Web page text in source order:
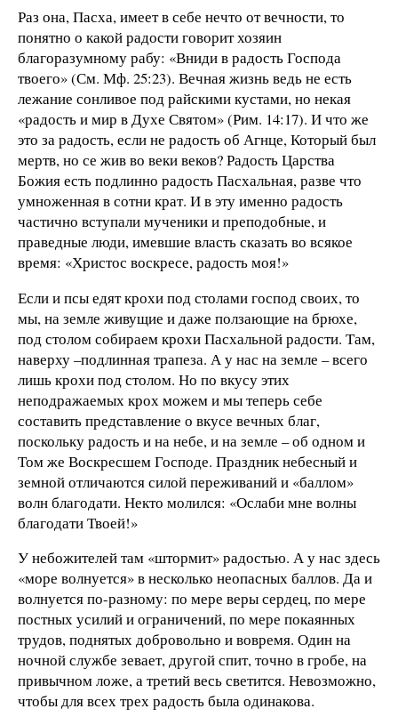
Раз она, Пасха, имеет в себе нечто от вечности, то
понятно о какой радости говорит хозяин
благоразумному рабу: «Вниди в радость Господа
твоего» (См. Мф. 25:23). Вечная жизнь ведь не есть
лежание сонливое под райскими кустами, но некая
«радость и мир в Духе Святом» (Рим. 14:17). И что же
это за радость, если не радость об Агнце, Который был
мертв, но се жив во веки веков? Радость Царства
Божия есть подлинно радость Пасхальная, разве что
умноженная в сотни крат. И в эту именно радость
частично вступали мученики и преподобные, и
праведные люди, имевшие власть сказать во всякое
время: «Христос воскресе, радость моя!»
Если и псы едят крохи под столами господ своих, то
мы, на земле живущие и даже ползающие на брюхе,
под столом собираем крохи Пасхальной радости. Там,
наверху –подлинная трапеза. А у нас на земле – всего
лишь крохи под столом. Но по вкусу этих
неподражаемых крох можем и мы теперь себе
составить представление о вкусе вечных благ,
поскольку радость и на небе, и на земле – об одном и
Том же Воскресшем Господе. Праздник небесный и
земной отличаются силой переживаний и «баллом»
волн благодати. Некто молился: «Ослаби мне волны
благодати Твоей!»
У небожителей там «штормит» радостью. А у нас здесь
«море волнуется» в несколько неопасных баллов. Да и
волнуется по-разному: по мере веры сердец, по мере
постных усилий и ограничений, по мере покаянных
трудов, поднятых добровольно и вовремя. Один на
ночной службе зевает, другой спит, точно в гробе, на
привычном ложе, а третий весь светится. Невозможно,
чтобы для всех трех радость была одинакова.